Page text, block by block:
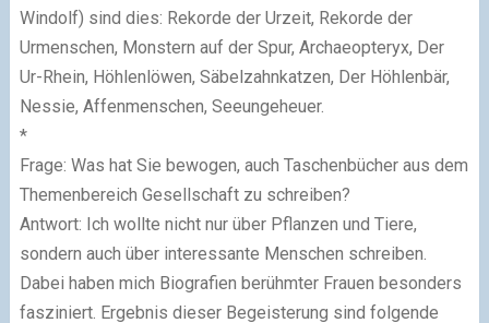
Windolf) sind dies: Rekorde der Urzeit, Rekorde der
Urmenschen, Monstern auf der Spur, Archaeopteryx, Der
Ur-Rhein, Höhlenlöwen, Säbelzahnkatzen, Der Höhlenbär,
Nessie, Affenmenschen, Seeungeheuer.
*
Frage: Was hat Sie bewogen, auch Taschenbücher aus dem
Themenbereich Gesellschaft zu schreiben?
Antwort: Ich wollte nicht nur über Pflanzen und Tiere,
sondern auch über interessante Menschen schreiben.
Dabei haben mich Biografien berühmter Frauen besonders
fasziniert. Ergebnis dieser Begeisterung sind folgende